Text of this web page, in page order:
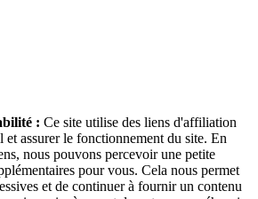
: Ce site utilise des liens d'affiliation
assurer le fonctionnement du site. En
nous pouvons percevoir une petite
pour vous. Cela nous permet
et de continuer à fournir un contenu